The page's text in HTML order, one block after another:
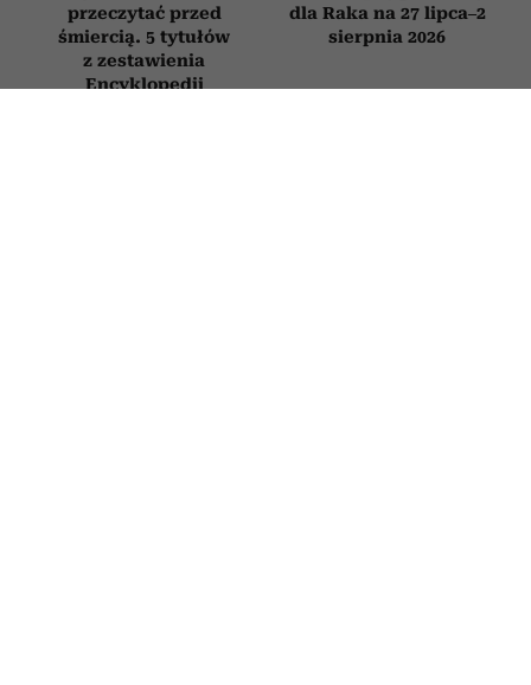
przeczytać przed
śmiercią. 5 tytułów
z zestawienia
Encyklopedii
dla Raka na 27 lipca–2
sierpnia 2026